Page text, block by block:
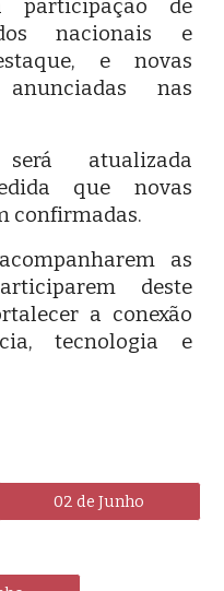
participação de
nacionais e
e novas
nas
atualizada
que novas
confirmadas.
as
deste
a conexão
tecnologia e
02 de Junho